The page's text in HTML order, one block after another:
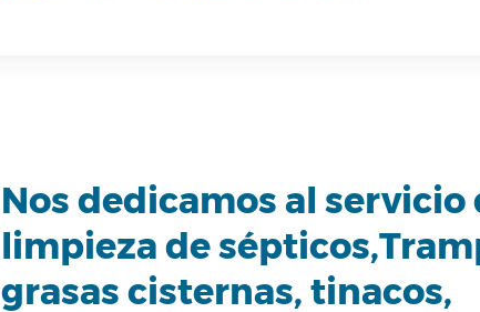
Nos dedicamos al servicio
limpieza de
grasas cisternas, tinacos,